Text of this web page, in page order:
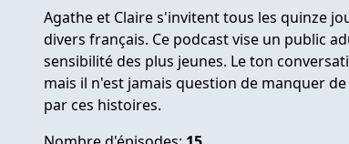
Agathe et Claire s'invitent tous les quinze
divers français. Ce podcast vise un public
sensibilité des plus jeunes. Le ton
mais il n'est jamais question de manquer
par ces histoires.